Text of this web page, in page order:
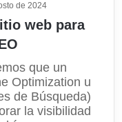
de 2024
web para
que un
Optimization u
de Búsqueda)
la visibilidad